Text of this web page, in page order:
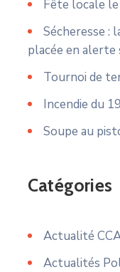
Fête locale
Sécheresse :
placée en alerte
Tournoi de
Incendie du
Soupe au
Catégories
Actualité
Actualités